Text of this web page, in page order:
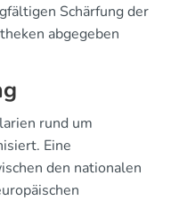
Schärfung der
abgegeben
rund um
Eine
den nationalen